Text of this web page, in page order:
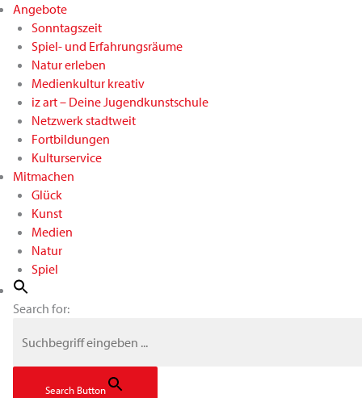
Angebote
Sonntagszeit
Spiel- und Erfahrungsräume
Natur erleben
Medienkultur kreativ
iz art – Deine Jugendkunstschule
Netzwerk stadtweit
Fortbildungen
Kulturservice
Mitmachen
Glück
Kunst
Medien
Natur
Spiel
Search for:
Search Button